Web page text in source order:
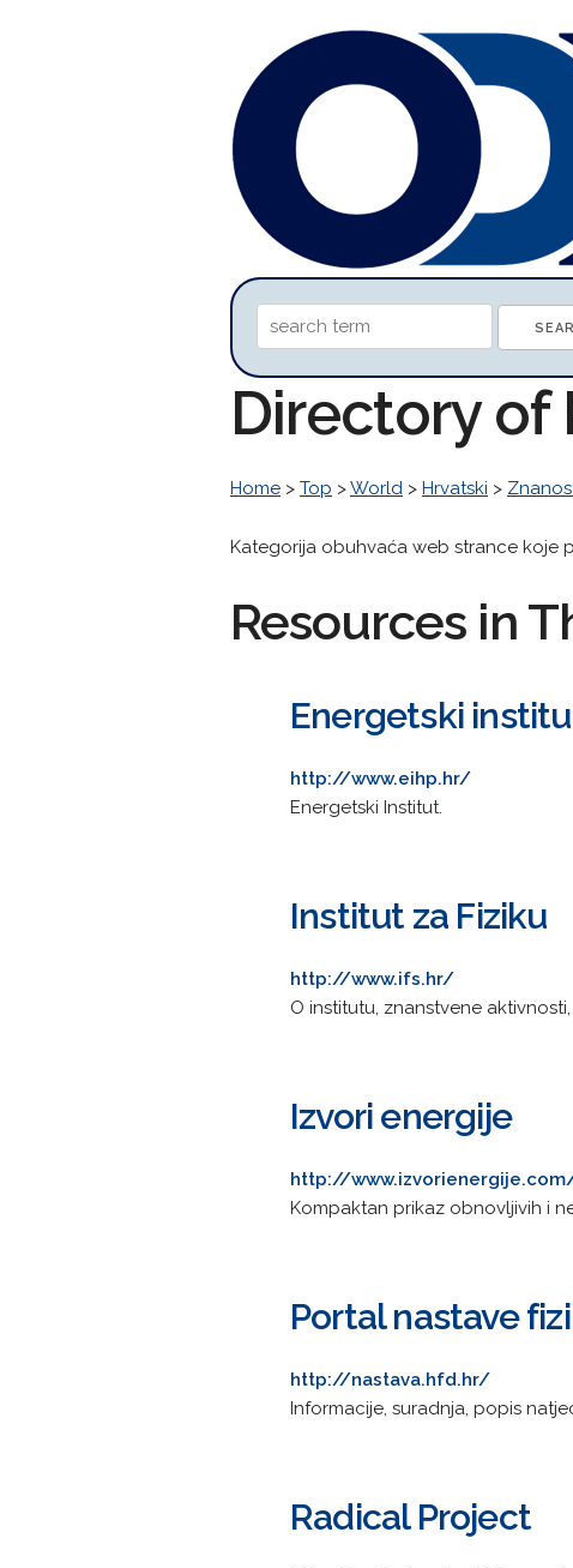
Directory of
Home > Top >World > Hrvatski >
Kategorija obuhvaća web strance koje
Resources in
Energetski
http://www.eihp.hr/
Energetski Institut.
Institut za Fiziku
http://www.ifs.hr/
O institutu, znanstvene
Izvori energije
http://
Kompaktan prikaz obnovljivih i
Portal nastave
http://nastava.hfd.hr/
Informacije, suradnja, popis
Radical Project